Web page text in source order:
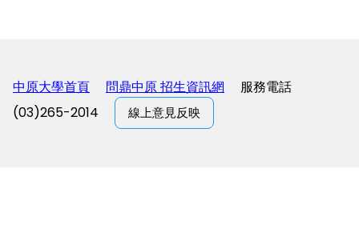
中原大學首頁 問鼎中原 招生資訊網
服務電話
(03)265-2014
線上意見反映